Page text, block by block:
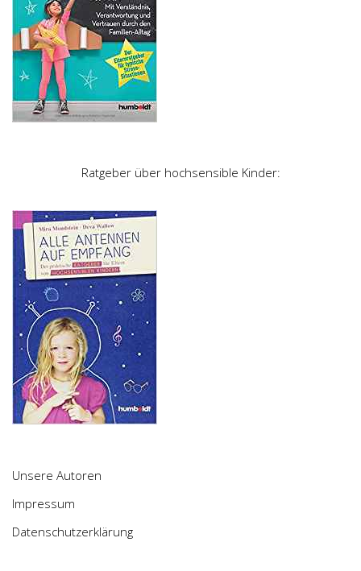
Ratgeber über hochsensible Kinder:
Unsere Autoren
Impressum
Datenschutzerklärung